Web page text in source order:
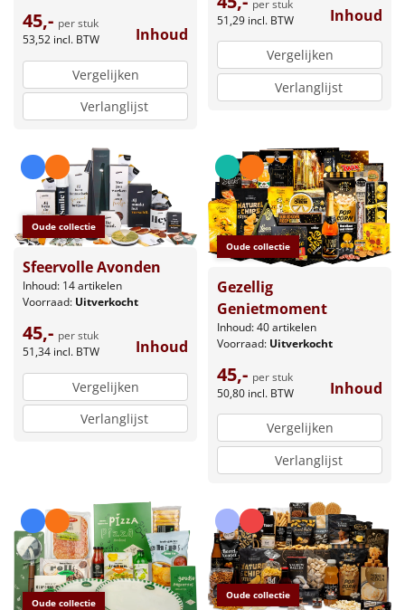
45,- per stuk
53,52 incl. BTW Inhoud
Vergelijken
Verlanglijst
per stuk
51,29 incl. BTW Inhoud
Vergelijken
Verlanglijst
Oude collectie
Sfeervolle Avonden
Inhoud: 14 artikelen
Voorraad: Uitverkocht
45,- per stuk
51,34 incl. BTW Inhoud
Vergelijken
Verlanglijst
Oude collectie
Gezellig
Genietmoment
Inhoud: 40 artikelen
Voorraad: Uitverkocht
45,- per stuk
50,80 incl. BTW Inhoud
Vergelijken
Verlanglijst
Oude collectie
Oude collectie